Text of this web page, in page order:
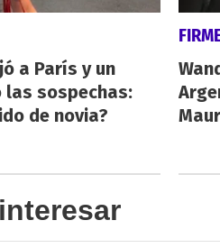
a París y un
las sospechas:
de novia?